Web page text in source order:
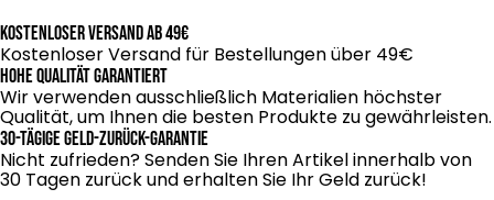
Kostenloser Versand ab 49€
Kostenloser Versand für Bestellungen über 49€
Hohe Qualität garantiert
Wir verwenden ausschließlich Materialien höchster
Qualität, um Ihnen die besten Produkte zu gewährleisten.
30-tägige Geld-zurück-Garantie
Nicht zufrieden? Senden Sie Ihren Artikel innerhalb von
30 Tagen zurück und erhalten Sie Ihr Geld zurück!